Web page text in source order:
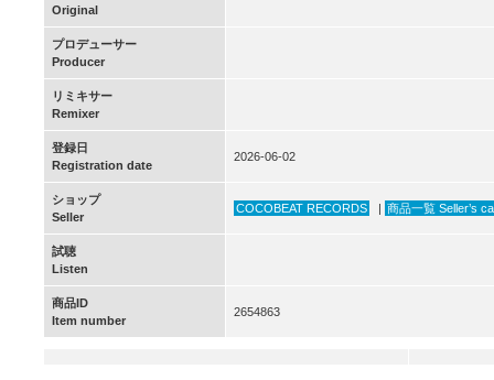
Original
プロデューサー
Producer
リミキサー
Remixer
登録日
Registration date
2026-06-02
ショップ
Seller
COCOBEAT RECORDS | 商品一覧 Seller’s
試聴
Listen
商品ID
Item number
2654863